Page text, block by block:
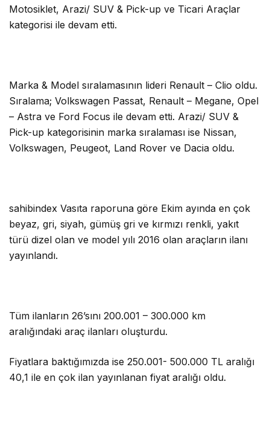
Motosiklet, Arazi/ SUV & Pick-up ve Ticari Araçlar
kategorisi ile devam etti.
Marka & Model sıralamasının lideri Renault – Clio oldu.
Sıralama; Volkswagen Passat, Renault – Megane, Opel
– Astra ve Ford Focus ile devam etti. Arazi/ SUV &
Pick-up kategorisinin marka sıralaması ise Nissan,
Volkswagen, Peugeot, Land Rover ve Dacia oldu.
sahibindex Vasıta raporuna göre Ekim ayında en çok
beyaz, gri, siyah, gümüş gri ve kırmızı renkli, yakıt
türü dizel olan ve model yılı 2016 olan araçların ilanı
yayınlandı.
Tüm ilanların 26’sını 200.001 – 300.000 km
aralığındaki araç ilanları oluşturdu.
Fiyatlara baktığımızda ise 250.001- 500.000 TL aralığı
40,1 ile en çok ilan yayınlanan fiyat aralığı oldu.